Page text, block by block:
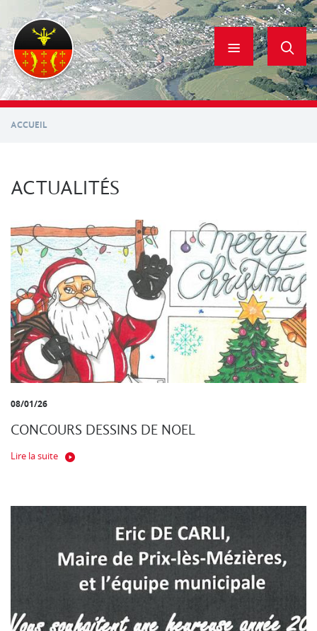
contenu
principal
ACCUEIL
ACTUALITÉS
08/01/26
CONCOURS DESSINS DE NOEL
Lire la suite